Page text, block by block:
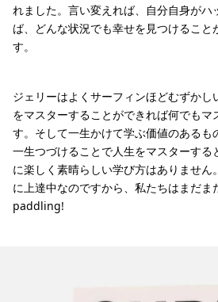
れました。言い変えれば、自分自身がハ
ば、どんな状況でも幸せを見つけること
す。
ジェリーはよくサーフィンほどむずか
をマスターすることができれば何でもマ
す。そして一生かけて学ぶ価値のあるも
一生つづけることで人生をマスターする
に楽しく素晴らしい学び方はありません
に上達中なのですから、私たちはまだま
paddling!